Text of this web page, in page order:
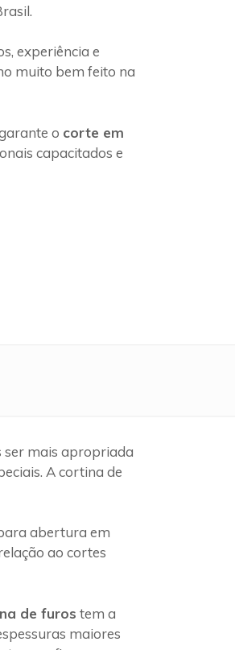
experiência e
muito bem feito na
o corte em
capacitados e
ser mais apropriada
A cortina de
abertura em
ao cortes
de furos tem a
maiores